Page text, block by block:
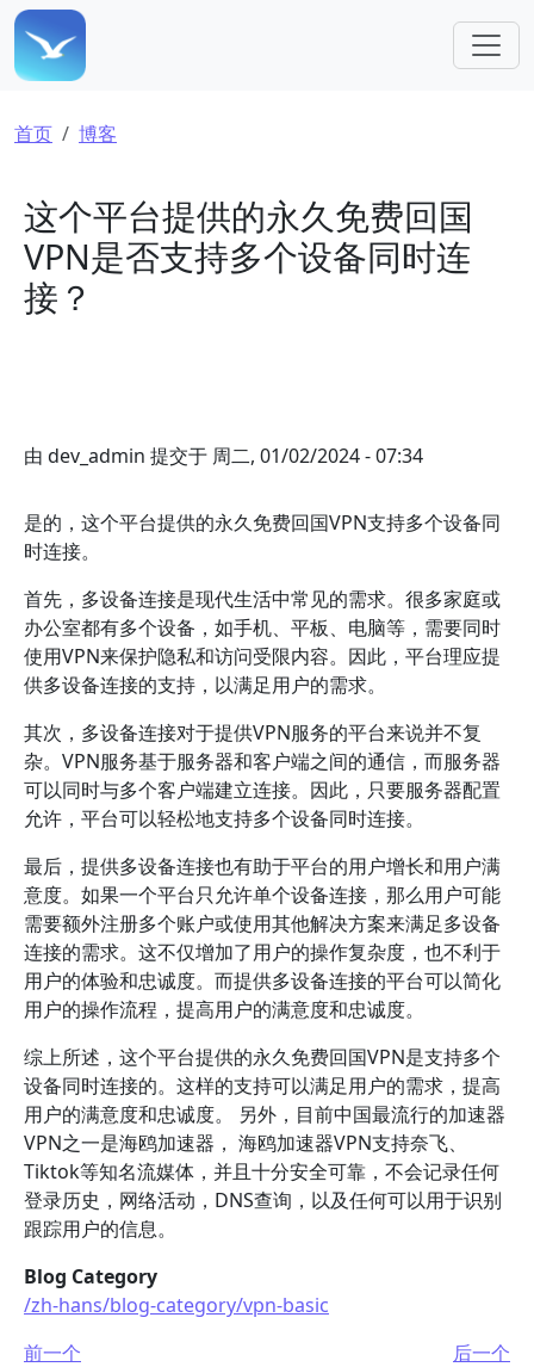
跳转到主要内容
面包屑
首页 博客
这个平台提供的永久免费回国
VPN是否支持多个设备同时连
接？
由 dev_admin 提交于 周二, 01/02/2024 - 07:34
是的，这个平台提供的永久免费回国VPN支持多个设备同
时连接。
首先，多设备连接是现代生活中常见的需求。很多家庭或
办公室都有多个设备，如手机、平板、电脑等，需要同时
使用VPN来保护隐私和访问受限内容。因此，平台理应提
供多设备连接的支持，以满足用户的需求。
其次，多设备连接对于提供VPN服务的平台来说并不复
杂。VPN服务基于服务器和客户端之间的通信，而服务器
可以同时与多个客户端建立连接。因此，只要服务器配置
允许，平台可以轻松地支持多个设备同时连接。
最后，提供多设备连接也有助于平台的用户增长和用户满
意度。如果一个平台只允许单个设备连接，那么用户可能
需要额外注册多个账户或使用其他解决方案来满足多设备
连接的需求。这不仅增加了用户的操作复杂度，也不利于
用户的体验和忠诚度。而提供多设备连接的平台可以简化
用户的操作流程，提高用户的满意度和忠诚度。
综上所述，这个平台提供的永久免费回国VPN是支持多个
设备同时连接的。这样的支持可以满足用户的需求，提高
用户的满意度和忠诚度。 另外，目前中国最流行的加速器
VPN之一是海鸥加速器， 海鸥加速器VPN支持奈飞、
Tiktok等知名流媒体，并且十分安全可靠，不会记录任何
登录历史，网络活动，DNS查询，以及任何可以用于识别
跟踪用户的信息。
Blog Category
/zh-hans/blog-category/vpn-basic
前一个
后一个